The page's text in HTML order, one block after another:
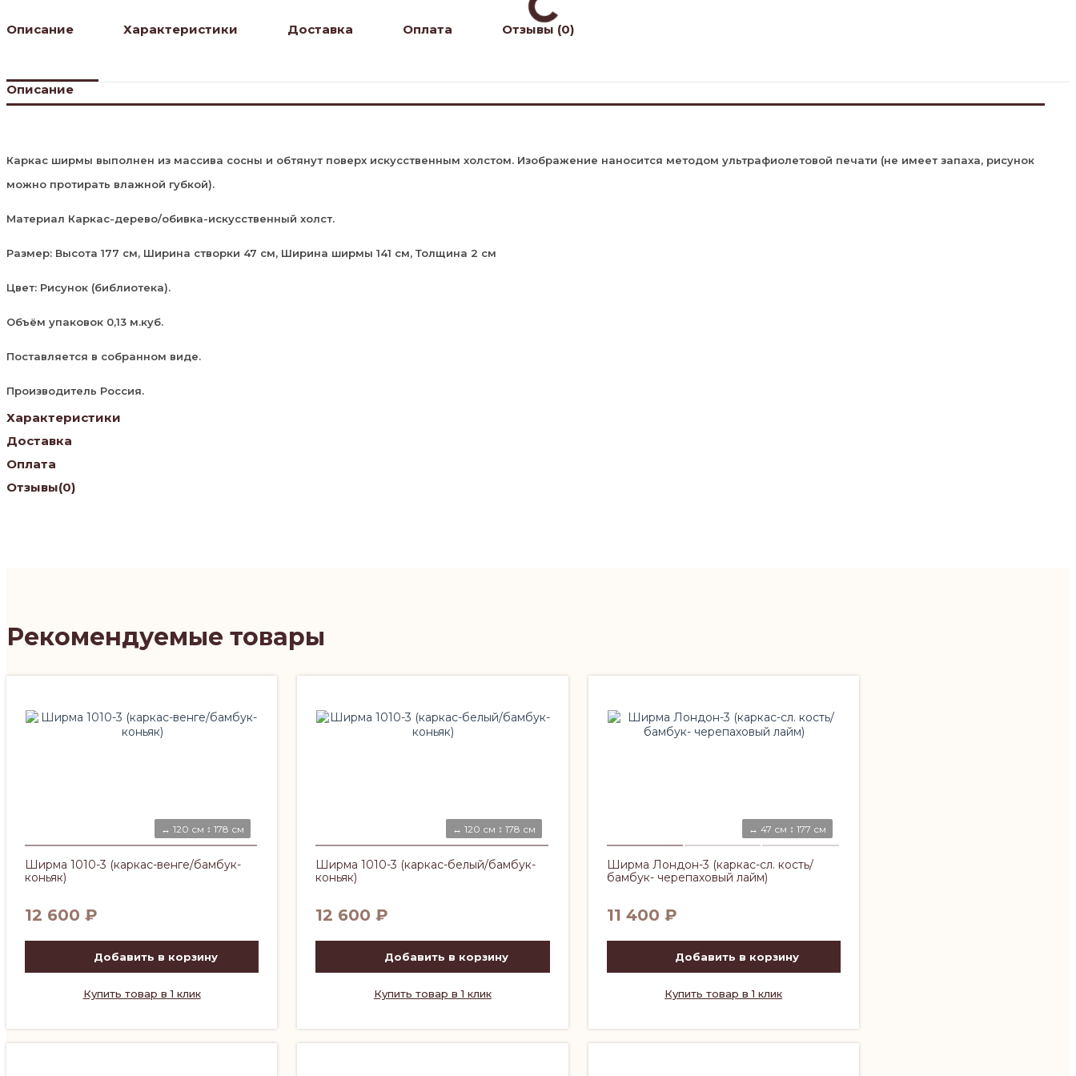
Описание Характеристики Доставка Оплата Отзывы (0)
Описание
Каркас ширмы выполнен из массива сосны и обтянут поверх искусственным холстом. Изображение наносится методом ультрафиолетовой печати (не имеет запаха, рисунок
можно протирать влажной губкой).
Материал Каркас-дерево/обивка-искусственный холст.
Размер: Высота 177 см, Ширина створки 47 см, Ширина ширмы 141 см, Толщина 2 см
Цвет: Рисунок (библиотека).
Объём упаковок 0,13 м.куб.
Поставляется в собранном виде.
Производитель Россия.
Характеристики
Доставка
Оплата
Отзывы(0)
Рекомендуемые товары
↔ 120 см ↕ 178 см
Ширма 1010-3 (каркас-венге/бамбук-
коньяк)
12 600 ₽
Добавить в корзину
Купить товар в 1 клик
↔ 120 см ↕ 178 см
Ширма 1010-3 (каркас-белый/бамбук-
коньяк)
12 600₽
Добавить в корзину
Купить товар в 1 клик
↔ 47 см ↕ 177 см
Ширма Лондон-3 (каркас-сл. кость/
бамбук- черепаховый лайм)
11 400 ₽
Добавить в корзину
Купить товар в 1 клик